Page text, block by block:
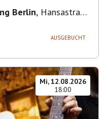
Berlin, Hansastraße
AUSGEBUCHT
Mi, 12.08.2026
18:00